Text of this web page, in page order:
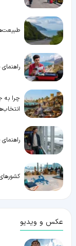
چرا به
عکس و ویدیو